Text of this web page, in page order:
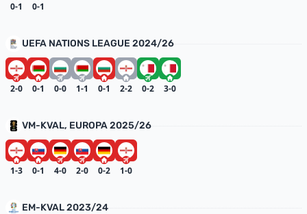
0-1 0-1
UEFA NATIONS LEAGUE 2024/26
2-0 0-1 0-0 1-1 0-1 2-2 0-2 3-0
VM-KVAL, EUROPA 2025/26
1-3 0-1 4-0 2-0 0-2 1-0
EM-KVAL 2023/24